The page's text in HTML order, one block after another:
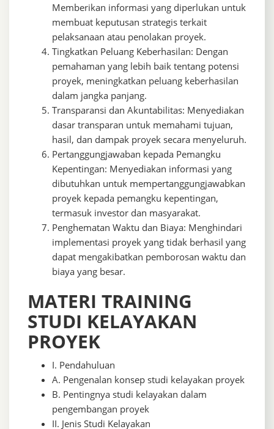
Memberikan informasi yang diperlukan untuk
membuat keputusan strategis terkait
pelaksanaan atau penolakan proyek.
Tingkatkan Peluang Keberhasilan: Dengan
pemahaman yang lebih baik tentang potensi
proyek, meningkatkan peluang keberhasilan
dalam jangka panjang.
Transparansi dan Akuntabilitas: Menyediakan
dasar transparan untuk memahami tujuan,
hasil, dan dampak proyek secara menyeluruh.
Pertanggungjawaban kepada Pemangku
Kepentingan: Menyediakan informasi yang
dibutuhkan untuk mempertanggungjawabkan
proyek kepada pemangku kepentingan,
termasuk investor dan masyarakat.
Penghematan Waktu dan Biaya: Menghindari
implementasi proyek yang tidak berhasil yang
dapat mengakibatkan pemborosan waktu dan
biaya yang besar.
MATERI TRAINING
STUDI KELAYAKAN
PROYEK
I. Pendahuluan
A. Pengenalan konsep studi kelayakan proyek
B. Pentingnya studi kelayakan dalam
pengembangan proyek
II. Jenis Studi Kelayakan